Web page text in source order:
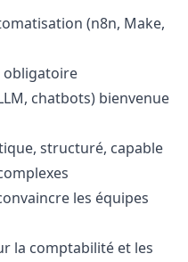
(n8n, Make,
obligatoire
chatbots) bienvenue
structuré, capable
les équipes
la comptabilité et les